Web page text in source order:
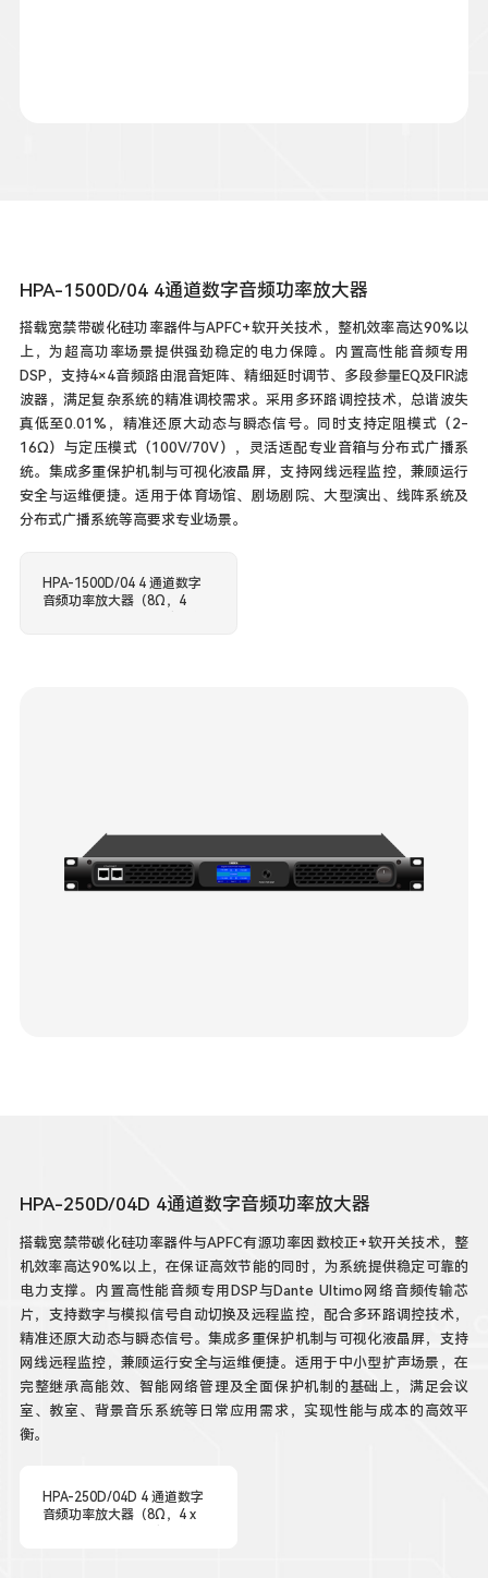
HPA-1500D/04 4通道数字音频功率放大器
搭载宽禁带碳化硅功率器件与APFC+软开关技术，整机效率高达90%以
上，为超高功率场景提供强劲稳定的电力保障。内置高性能音频专用
DSP，支持4×4音频路由混音矩阵、精细延时调节、多段参量EQ及FIR滤
波器，满足复杂系统的精准调校需求。采用多环路调控技术，总谐波失
真低至0.01%，精准还原大动态与瞬态信号。同时支持定阻模式（2-
16Ω）与定压模式（100V/70V），灵活适配专业音箱与分布式广播系
统。集成多重保护机制与可视化液晶屏，支持网线远程监控，兼顾运行
安全与运维便捷。适用于体育场馆、剧场剧院、大型演出、线阵系统及
分布式广播系统等高要求专业场景。
HPA-1500D/04 4 通道数字
音频功率放大器（8Ω，4
HPA-250D/04D 4通道数字音频功率放大器
搭载宽禁带碳化硅功率器件与APFC有源功率因数校正+软开关技术，整
机效率高达90%以上，在保证高效节能的同时，为系统提供稳定可靠的
电力支撑。内置高性能音频专用DSP与Dante Ultimo网络音频传输芯
片，支持数字与模拟信号自动切换及远程监控，配合多环路调控技术，
精准还原大动态与瞬态信号。集成多重保护机制与可视化液晶屏，支持
网线远程监控，兼顾运行安全与运维便捷。适用于中小型扩声场景，在
完整继承高能效、智能网络管理及全面保护机制的基础上，满足会议
室、教室、背景音乐系统等日常应用需求，实现性能与成本的高效平
衡。
HPA-250D/04D 4 通道数字
音频功率放大器（8Ω，4 x